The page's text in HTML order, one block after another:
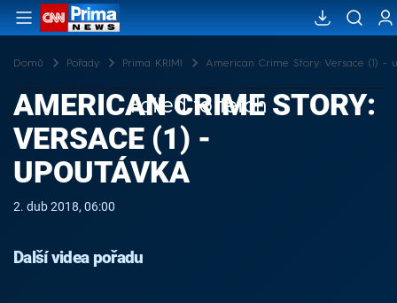
Domů Pořady Prima KRIMI American Crime Story: Versace (1) -
Failed to fetch
AMERICAN CRIME STORY:
VERSACE (1) -
UPOUTÁVKA
2. dub 2018, 06:00
Další videa pořadu